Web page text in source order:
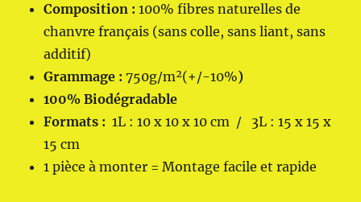
Composition :100% fibres naturelles de
chanvre français (sans colle, sans liant, sans
additif)
Grammage :750g/m²(+/-10%)
100% Biodégradable
Formats :1L : 10 x 10 x 10 cm / 3L : 15 x 15 x
15 cm
1 pièce à monter = Montage facile et rapide